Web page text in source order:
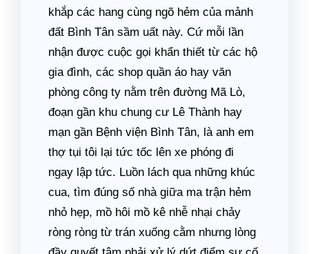
khắp các hang cùng ngõ hẻm của mảnh
đất Bình Tân sầm uất này. Cứ mỗi lần
nhận được cuộc gọi khẩn thiết từ các hộ
gia đình, các shop quần áo hay văn
phòng công ty nằm trên đường Mã Lò,
đoạn gần khu chung cư Lê Thành hay
mạn gần Bệnh viện Bình Tân, là anh em
thợ tụi tôi lại tức tốc lên xe phóng đi
ngay lập tức. Luồn lách qua những khúc
cua, tìm đúng số nhà giữa ma trận hẻm
nhỏ hẹp, mồ hôi mồ kê nhễ nhại chảy
ròng ròng từ trán xuống cằm nhưng lòng